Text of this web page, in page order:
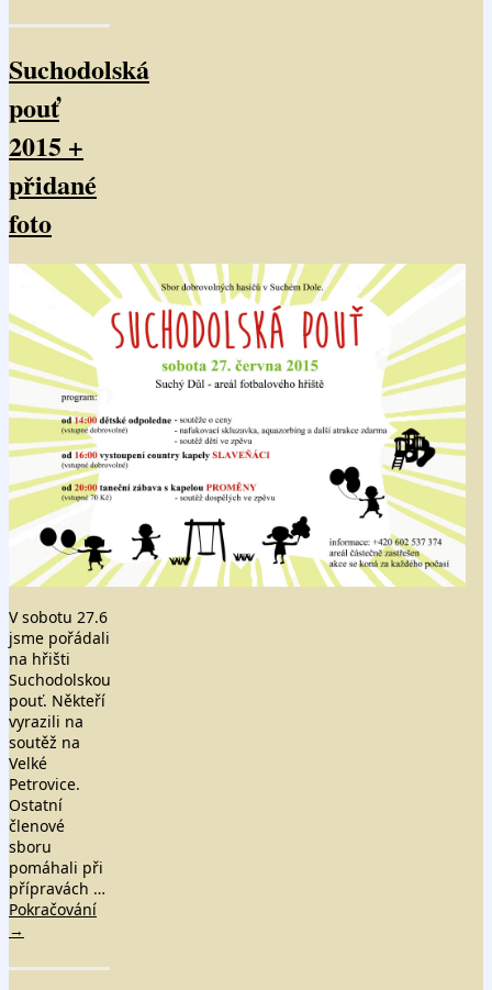
Suchodolská
pouť
2015 +
přidané
foto
V sobotu 27.6
jsme pořádali
na hřišti
Suchodolskou
pouť. Někteří
vyrazili na
soutěž na
Velké
Petrovice.
Ostatní
členové
sboru
pomáhali při
přípravách …
Pokračování
→